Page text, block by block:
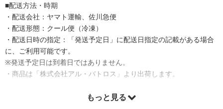
■配送方法・時期
・配送会社：ヤマト運輸、佐川急便
・配送形態：クール便（冷凍）
・配送日時の指定：「発送予定日」に配送日指定の記載がある場合
に、ご利用可能です。
※発送予定日は到着日ではありません。
・商品は「株式会社アル・バトロス」より出荷します。
もっと見る